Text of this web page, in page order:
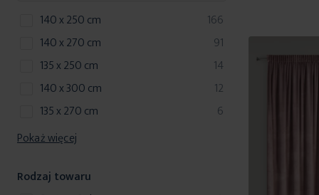
140 x 250 cm 166
produkty
140 x 270 cm
91
produkty
135 x 250 cm
14
produkty
140 x 300 cm
12
produkty
135 x 270 cm
6
produkty
Pokaż więcej
Rodzaj towaru